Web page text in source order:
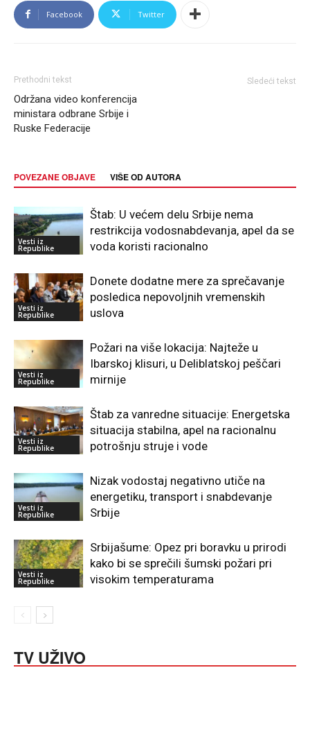
Facebook Twitter
Prethodni tekst
Održana video konferencija
ministara odbrane Srbije i
Ruske Federacije
Sledeći tekst
POVEZANE OBJAVE VIŠE OD AUTORA
Vesti iz
Republike
Štab: U većem delu Srbije nema
restrikcija vodosnabdevanja, apel da se
voda koristi racionalno
Vesti iz
Republike
Donete dodatne mere za sprečavanje
posledica nepovoljnih vremenskih
uslova
Vesti iz
Republike
Požari na više lokacija: Najteže u
Ibarskoj klisuri, u Deliblatskoj peščari
mirnije
Vesti iz
Republike
Štab za vanredne situacije: Energetska
situacija stabilna, apel na racionalnu
potrošnju struje i vode
Vesti iz
Republike
Nizak vodostaj negativno utiče na
energetiku, transport i snabdevanje
Srbije
Vesti iz
Republike
Srbijašume: Opez pri boravku u prirodi
kako bi se sprečili šumski požari pri
visokim temperaturama
TV UŽIVO